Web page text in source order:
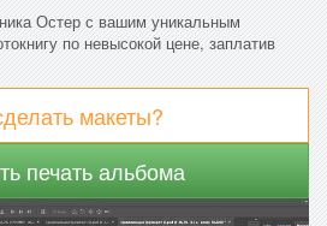
Остер с вашим уникальным
по невысокой цене, заплатив
макеты?
печать альбома